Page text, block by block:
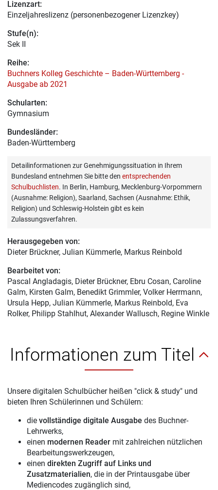
Lizenzart:
Einzeljahreslizenz (personenbezogener Lizenzkey)
Stufe(n):
Sek II
Reihe:
Buchners Kolleg Geschichte – Baden-Württemberg -
Ausgabe ab 2021
Schularten:
Gymnasium
Bundesländer:
Baden-Württemberg
Detailinformationen zur Genehmigungssituation in Ihrem
Bundesland entnehmen Sie bitte den entsprechenden
Schulbuchlisten. In Berlin, Hamburg, Mecklenburg-Vorpommern
(Ausnahme: Religion), Saarland, Sachsen (Ausnahme: Ethik,
Religion) und Schleswig-Holstein gibt es kein
Zulassungsverfahren.
Herausgegeben von:
Dieter Brückner, Julian Kümmerle, Markus Reinbold
Bearbeitet von:
Pascal Angladagis, Dieter Brückner, Ebru Cosan, Caroline
Galm, Kirsten Galm, Benedikt Grimmler, Volker Herrmann,
Ursula Hepp, Julian Kümmerle, Markus Reinbold, Eva
Rolker, Philipp Stahlhut, Alexander Wallusch, Regine Winkle
Informationen zum Titel
Unsere digitalen Schulbücher heißen "click & study" und
bieten Ihren Schülerinnen und Schülern:
die vollständige digitale Ausgabe des Buchner-
Lehrwerks,
einen modernen Reader mit zahlreichen nützlichen
Bearbeitungswerkzeugen,
einen direkten Zugriff auf Links und
Zusatzmaterialien, die in der Printausgabe über
Mediencodes zugänglich sind,